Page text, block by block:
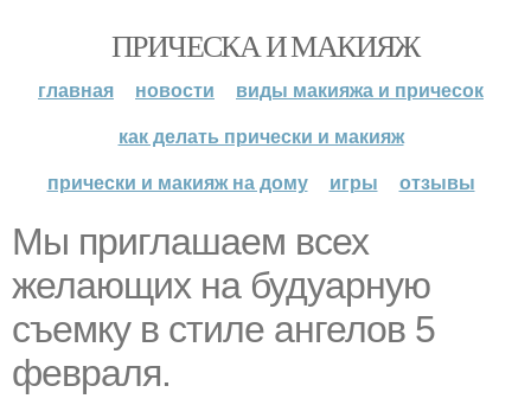
ПРИЧЕСКА И МАКИЯЖ
главная новости
виды макияжа и причесок
как делать прически и макияж
прически и макияж на дому
игры отзывы
Мы приглашаем всех
желающих на будуарную
съемку в стиле ангелов 5
февраля.